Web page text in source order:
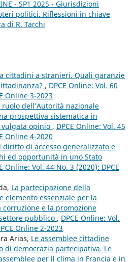
- SP1 2025 - Giurisdizioni
politici. Riflessioni in chiave
di R. Tarchi
cittadini a stranieri. Quali garanzie
, DPCE Online: Vol. 60
Online 3-2023
dell’Autorità nazionale
prospettiva sistematica in
opinio , DPCE Online: Vol. 45
Online 4-2020
diritto di accesso generalizzato e
ed opportunità in uno Stato
Online: Vol. 44 No. 3 (2020): DPCE
La partecipazione della
elemento essenziale per la
corruzione e la promozione
pubblico , DPCE Online: Vol.
Online 2-2023
Arias, Le assemblee cittadine
di democrazia partecipativa. Le
per il clima in Francia e in